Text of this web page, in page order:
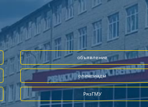
объявление
олимпиады
РязГМУ